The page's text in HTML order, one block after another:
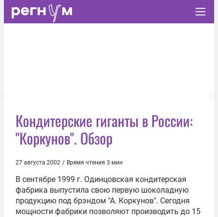
Кондитерские гиганты в России:
"Коркунов". Обзор
27 августа 2002 / Время чтения 3 мин
В сентябре 1999 г. Одинцовская кондитерская
фабрика выпустила свою первую шоколадную
продукцию под брэндом "А. Коркунов". Сегодня
мощности фабрики позволяют производить до 15